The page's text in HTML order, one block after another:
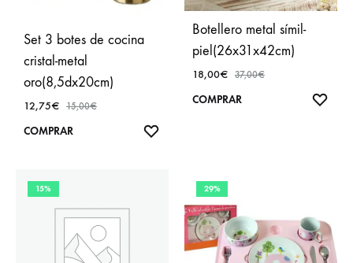
Set 3 botes de cocina
cristal-metal
oro(8,5dx20cm)
12,75€ 15,00€
COMPRAR
Botellero metal símil-
piel(26x31x42cm)
18,00€ 37,00€
COMPRAR
15% 29%